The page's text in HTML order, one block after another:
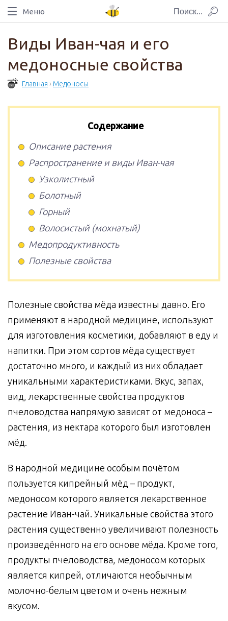
Меню
Виды Иван-чая и его
медоносные свойства
Главная › Медоносы
Содержание
Описание растения
Распространение и виды Иван-чая
Узколистный
Болотный
Горный
Волосистый (мохнатый)
Медопродуктивность
Полезные свойства
Полезные свойства мёда известны давно. Его
применяют в народной медицине, используют
для изготовления косметики, добавляют в еду и
напитки. При этом сортов мёда существует
достаточно много, и каждый из них обладает
уникальными характеристиками. Вкус, запах,
вид, лекарственные свойства продуктов
пчеловодства напрямую зависят от медоноса –
растения, из нектара которого был изготовлен
мёд.
В народной медицине особым почётом
пользуется кипрейный мёд – продукт,
медоносом которого является лекарственное
растение Иван-чай. Уникальные свойства этого
растения существенно увеличивают полезность
произведённого на его основе мёда. Кроме того,
продукты пчеловодства, медоносом которых
является кипрей, отличаются необычным
молочно-белым цветом и очень нежным
вкусом.